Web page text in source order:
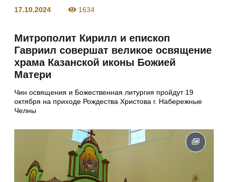
17.10.2024 1634
Митрополит Кирилл и епископ
Гавриил совершат великое освящение
храма Казанской иконы Божией
Матери
Чин освящения и Божественная литургия пройдут 19
октября на приходе Рождества Христова г. Набережные
Челны